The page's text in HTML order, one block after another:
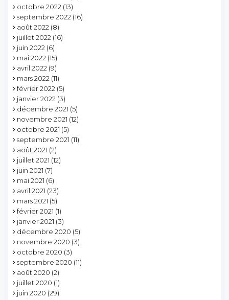
octobre 2022 (13)
septembre 2022 (16)
août 2022 (8)
juillet 2022 (16)
juin 2022 (6)
mai 2022 (15)
avril 2022 (9)
mars 2022 (11)
février 2022 (5)
janvier 2022 (3)
décembre 2021 (5)
novembre 2021 (12)
octobre 2021 (5)
septembre 2021 (11)
août 2021 (2)
juillet 2021 (12)
juin 2021 (7)
mai 2021 (6)
avril 2021 (23)
mars 2021 (5)
février 2021 (1)
janvier 2021 (3)
décembre 2020 (5)
novembre 2020 (3)
octobre 2020 (3)
septembre 2020 (11)
août 2020 (2)
juillet 2020 (1)
juin 2020 (29)